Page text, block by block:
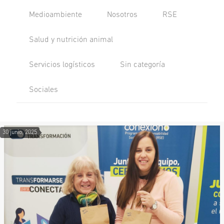
Medioambiente Nosotros RSE
Salud y nutrición animal
Servicios logísticos Sin categoría
Sociales
30 junio, 2025